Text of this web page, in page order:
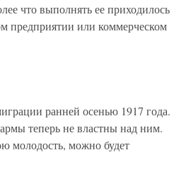
что выполнять ее приходилось
предприятии или коммерческом
ранней осенью 1917 года.
теперь не властны над ним.
молодость, можно будет